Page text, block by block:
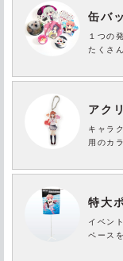
缶バ
１つの
たくさ
アク
キャラ
用のカ
特大
イベン
ペース